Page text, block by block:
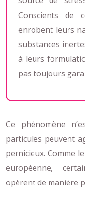
Conscients de
enrobent leurs
substances
à leurs
pas toujours
Ce phénomène
particules peuvent
pernicieux. Comme
européenne,
opèrent de manière